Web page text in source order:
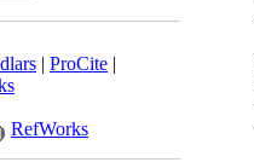
| ProCite |
RefWorks